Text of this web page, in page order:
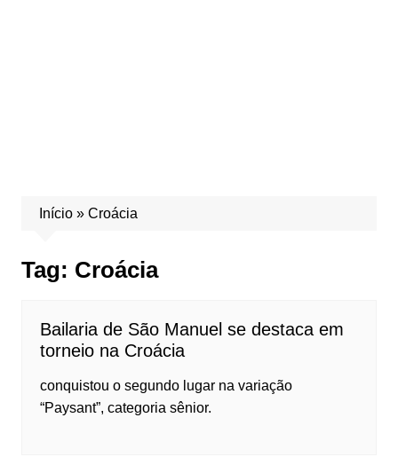
Início» Croácia
Tag: Croácia
Bailaria de São Manuel se destaca em
torneio na Croácia
conquistou o segundo lugar na variação
“Paysant”, categoria sênior.